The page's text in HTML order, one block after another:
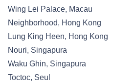
Wing Lei Palace, Macau
Neighborhood, Hong Kong
Lung King Heen, Hong Kong
Nouri, Singapura
Waku Ghin, Singapura
Toctoc, Seul